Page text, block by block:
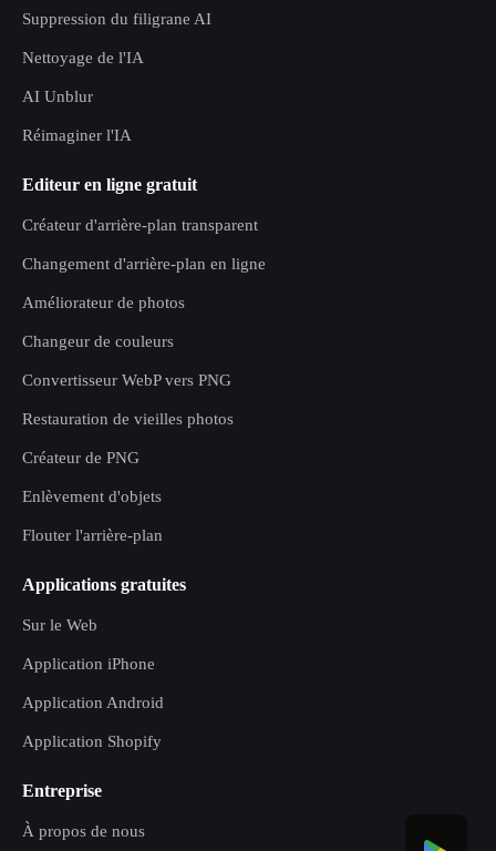
Suppression du filigrane AI
Nettoyage de l'IA
AI Unblur
Réimaginer l'IA
Editeur en ligne gratuit
Créateur d'arrière-plan transparent
Changement d'arrière-plan en ligne
Améliorateur de photos
Changeur de couleurs
Convertisseur WebP vers PNG
Restauration de vieilles photos
Créateur de PNG
Enlèvement d'objets
Flouter l'arrière-plan
Applications gratuites
Sur le Web
Application iPhone
Application Android
Application Shopify
Entreprise
À propos de nous